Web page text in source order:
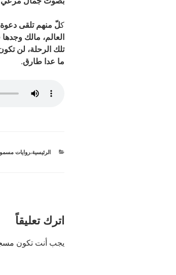
كلّ منهم تلقى
العالم، مالك
تلك الرحلة، لن
ما عدا طارق.
التصنيفات
الرئيسية،روايات
اترك تعليقاً
يجب أنت تكون